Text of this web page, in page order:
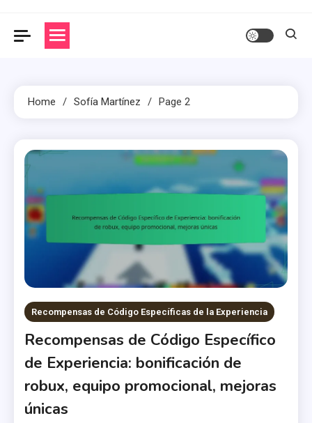
Home Sofía Martínez Page 2
Recompensas de Código Específicas de la Experiencia
Recompensas de Código Específico
de Experiencia: bonificación de
robux, equipo promocional, mejoras
únicas